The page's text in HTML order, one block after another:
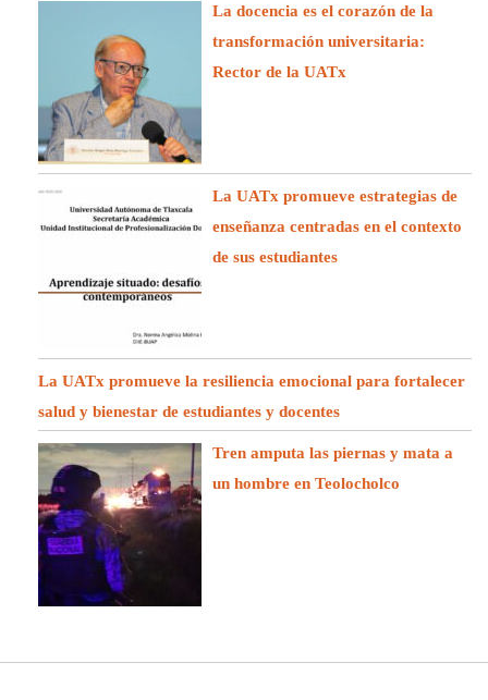
La docencia es el corazón de la
transformación universitaria:
Rector de la UATx
La UATx promueve estrategias de
enseñanza centradas en el contexto
de sus estudiantes
La UATx promueve la resiliencia emocional para fortalecer
salud y bienestar de estudiantes y docentes
Tren amputa las piernas y mata a
un hombre en Teolocholco